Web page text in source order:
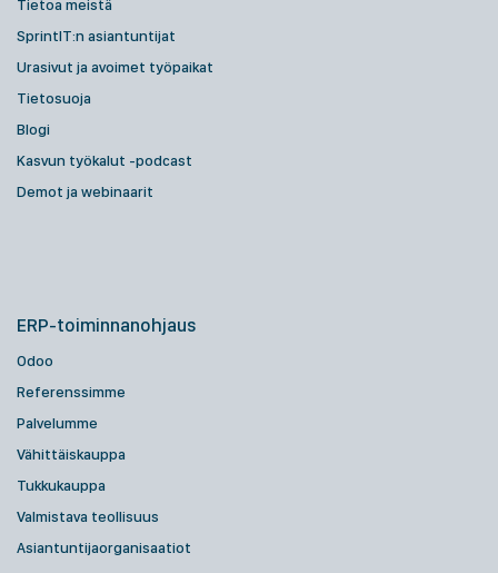
Tietoa meistä
SprintIT:n asiantuntijat
Urasivut ja avoimet työpaikat
Tietosuoja
Blogi
Kasvun työkalut -podcast
Demot ja webinaarit
ERP-toiminnanohjaus
Odoo
Referenssimme
Palvelumme
Vähittäiskauppa
Tukkukauppa
Valmistava teollisuus
Asiantuntijaorganisaatiot